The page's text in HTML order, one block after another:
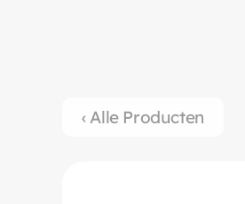
‹ Alle Producten